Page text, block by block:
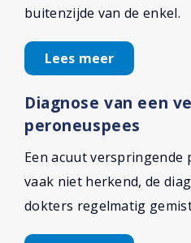
buitenzijde van de enkel.
Lees meer
Diagnose van een
peroneuspees
Een acuut verspringende
vaak niet herkend, de
dokters regelmatig